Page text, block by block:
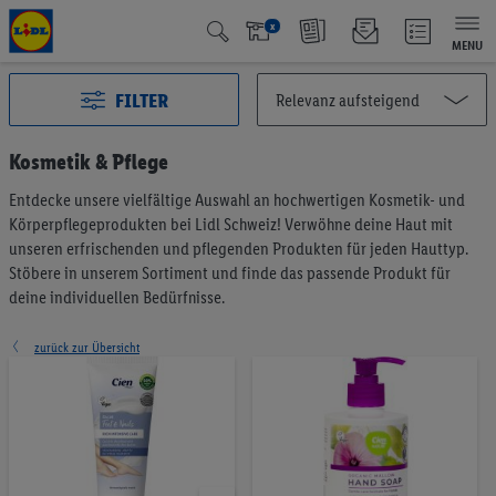
x
MENU
Kosmetik & Pflege
Entdecke unsere vielfältige Auswahl an hochwertigen Kosmetik- und
Körperpflegeprodukten bei Lidl Schweiz! Verwöhne deine Haut mit
unseren erfrischenden und pflegenden Produkten für jeden Hauttyp.
Stöbere in unserem Sortiment und finde das passende Produkt für
deine individuellen Bedürfnisse.
zurück zur Übersicht
FILTER
Alle Kategorien 2993
Aktuelle Aktionen 127
Qualité Suisse 438
Fairtrade 40
Vegan & Vegetarisch
Früchte & Gemüse
Brot & Backwaren
Müesli & Brotaufstrich
Kaffee & Tee 75
Milchprodukte & Eier